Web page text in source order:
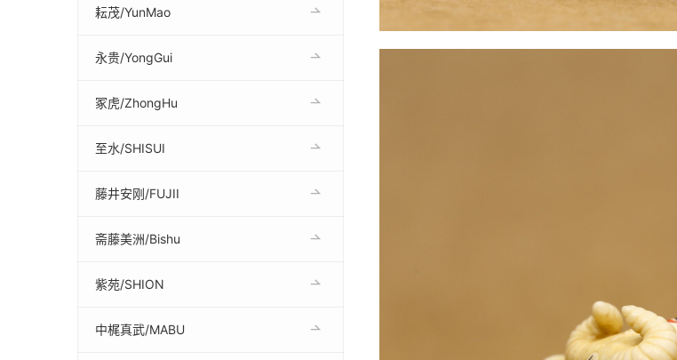
耘茂/YunMao
永贵/YongGui
冢虎/ZhongHu
至水/SHISUI
藤井安刚/FUJII
斋藤美洲/Bishu
紫苑/SHION
中梶真武/MABU